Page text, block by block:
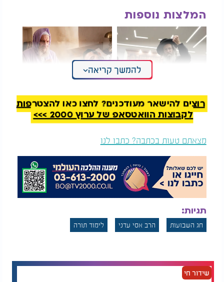
המלצות נוספות
"איפה הכלה שלך?":
המסר המרטיט של רבי
אלימלך בידרמן לחג
השבועות
"אם הייתם יודעים
שבעוד 3 ימים תפגשו
אתהבבא סאלי- הייתם
נרדמים?"
המשל המבריק הזה משקף במדויק את המציאות של חג
השבועות. ביום קדוש זה זכינו לקבל את התורה
הקדושה. כולנו יודעים ומצהירים כי התורה היא הדבר
היקר והנשגב ביותר הקיים בעולם, אולם עלינו לשאול
את עצמנו בכנות האם אנו זוכים להשתמש בה ביום יום.
מה הערך של אוצר כה גדול אם הוא נותר סגור ומונח
הרב עדני מזכיר את דבריו של האמורא רב יוסף, אשר
בעיצומו של
חג השבועותהיה נוהג לערוך סעודה
היה נשאר אדם פשוט מן השורה, כפי שישנם אנשים
רבים בשוק הנושאים את השם יוסף. התורה היא זו
להמשך קריאה
רוצים להישאר מעודכנים? לחצו כאן להצטרפות
לקבוצות הוואטסאפ של ערוץ 2000 >>>
מצאתם טעות בכתבה? כתבו לנו
תגיות:
חג השבועות הרב אסי עדני לימוד תורה
שידור חי